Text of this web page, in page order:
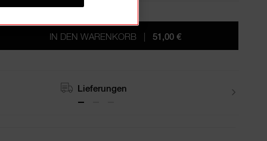
IN DEN WARENKORB
| 51,00 €
Retouren